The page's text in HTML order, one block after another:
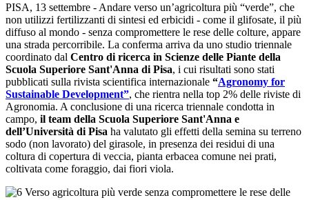
PISA, 13 settembre - Andare verso un’agricoltura più “verde”, che
non utilizzi fertilizzanti di sintesi ed erbicidi - come il glifosate, il più
diffuso al mondo - senza compromettere le rese delle colture, appare
una strada percorribile. La conferma arriva da uno studio triennale
coordinato dal Centro di ricerca in Scienze delle Piante della
Scuola Superiore Sant'Anna di Pisa, i cui risultati sono stati
pubblicati sulla rivista scientifica internazionale “Agronomy for
Sustainable Development”, che rientra nella top 2% delle riviste di
Agronomia. A conclusione di una ricerca triennale condotta in
campo, il team della Scuola Superiore Sant'Anna e
dell’Università di Pisa ha valutato gli effetti della semina su terreno
sodo (non lavorato) del girasole, in presenza dei residui di una
coltura di copertura di veccia, pianta erbacea comune nei prati,
coltivata come foraggio, dai fiori viola.